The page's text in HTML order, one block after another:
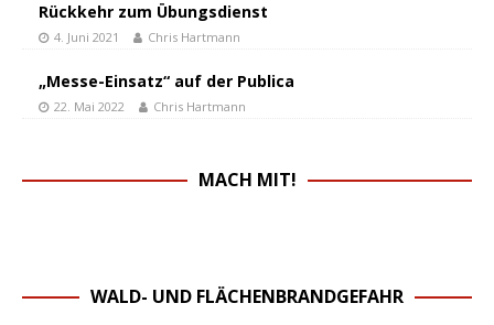
Rückkehr zum Übungsdienst
4. Juni 2021 Chris Hartmann
„Messe-Einsatz“ auf der Publica
22. Mai 2022 Chris Hartmann
MACH MIT!
WALD- UND FLÄCHENBRANDGEFAHR